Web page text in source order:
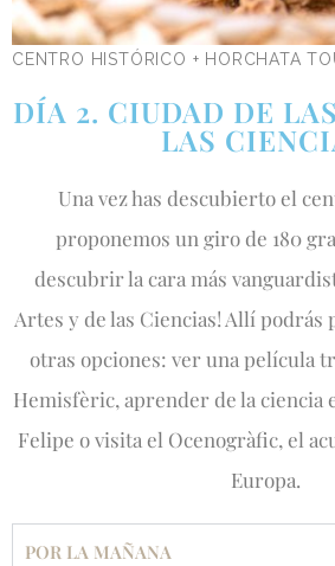
CENTRO HISTÓRICO + HORCHATA
DÍA 2. CIUDAD DE
LAS
Una vez has descubierto el
proponemos un giro de 180
descubrir la cara más
Artes y de las Ciencias! Allí podrás
otras opciones: ver una película
Hemisfèric, aprender de la ciencia
Felipe o visita el Ocenogràfic, el
Europa.
POR LA MAÑANA